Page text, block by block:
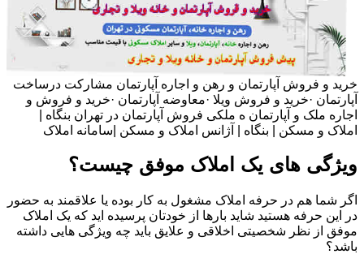
خرید و فروش آپارتمان و رهن و اجاره آپارتمان مشارکت درساخت
آپارتمان ·خرید و فروش ویلا ·معاوضه آپارتمان ·خرید و فروش و
اجاره ملک و آپارتمان ه ملکی فروش آپارتمان در تهران بنگاه |
املاک و مسکن | بنگاه | آژانس املاک و مسکن |سامانه املاک
ویژگی های یک املاک موفق چیست؟
اگر شما هم در حرفه املاک مشغول به کار بوده یا علاقمند به حضور
در این حرفه هستید شاید بارها از خودتان پرسیده اید که یک املاک
موفق از نظر شخصیتی اخلاقی و علایق باید چه ویژگی هایی داشته
باشد؟